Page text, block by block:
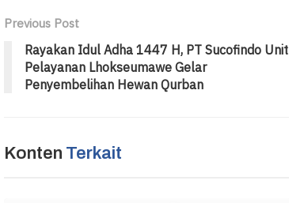
Previous Post
Rayakan Idul Adha 1447 H, PT Sucofindo Unit
Pelayanan Lhokseumawe Gelar
Penyembelihan Hewan Qurban
Konten Terkait